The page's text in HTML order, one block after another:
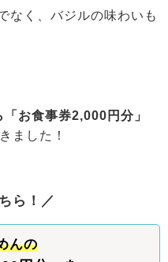
なく、バジルの味わいも
「お食事券2,000円分」
ました！
ら！／
んの